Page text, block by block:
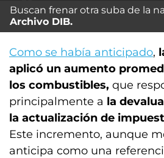
Buscan frenar otra suba de la
Archivo DIB.
Como se había anticipado,
aplicó un aumento
los combustibles, que
principalmente a la
la actualización de
Este incremento, aunque
anticipa como una